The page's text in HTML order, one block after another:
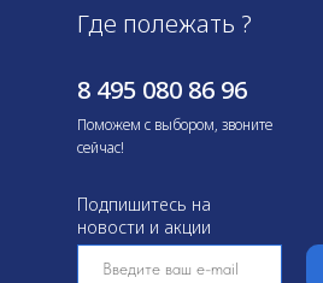
Где полежать ?
8 495 080 86 96
Поможем с выбором, звоните
сейчас!
Подпишитесь на
новости и акции